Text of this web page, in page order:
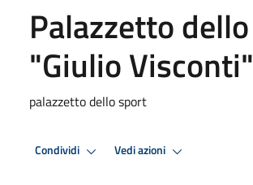
Palazzetto
"Giulio Visconti"
palazzetto dello sport
Condividi Vedi azioni